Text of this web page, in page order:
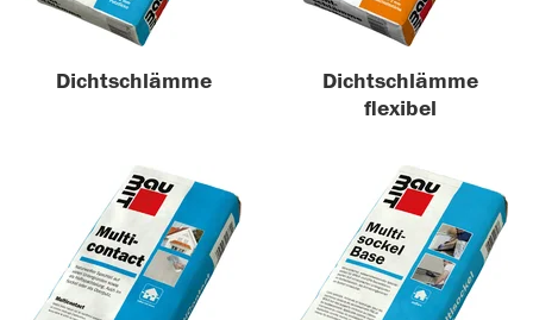
Dichtschlämme
Dichtschlämme
flexibel